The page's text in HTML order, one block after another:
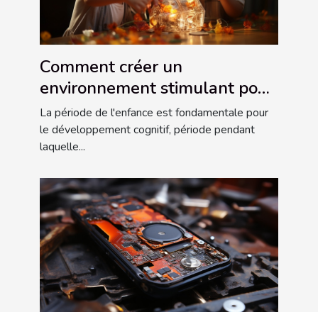
Comment créer un
environnement stimulant pour
le développement cognitif des
enfants
La période de l'enfance est fondamentale pour
le développement cognitif, période pendant
laquelle...